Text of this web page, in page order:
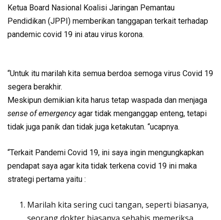
Ketua Board Nasional Koalisi Jaringan Pemantau
Pendidikan (JPPI) memberikan tanggapan terkait terhadap
pandemic covid 19 ini atau virus korona.
“Untuk itu marilah kita semua berdoa semoga virus Covid 19
segera berakhir.
Meskipun demikian kita harus tetap waspada dan menjaga
sense of emergencyagar tidak menganggap enteng, tetapi
tidak juga panik dan tidak juga ketakutan. “ucapnya.
“Terkait Pandemi Covid 19, ini saya ingin mengungkapkan
pendapat saya agar kita tidak terkena covid 19 ini maka
strategi pertama yaitu :
Marilah kita sering cuci tangan, seperti biasanya,